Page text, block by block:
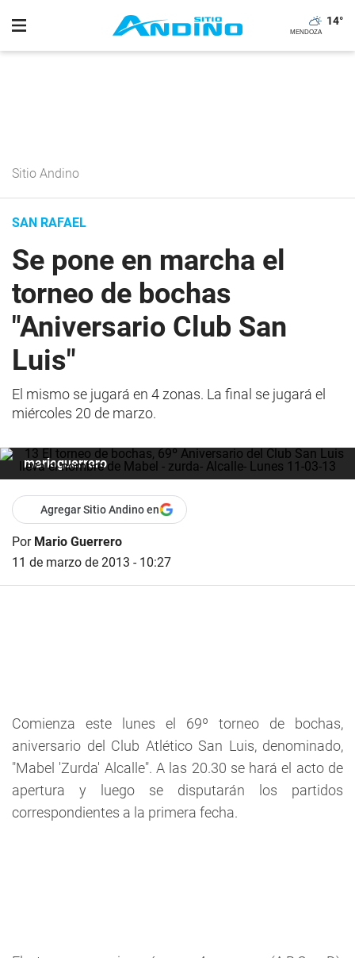
14°
Sitio Andino
SAN RAFAEL
Se pone en marcha el
torneo de bochas
"Aniversario Club San
Luis"
El mismo se jugará en 4 zonas. La final se jugará el
miércoles 20 de marzo.
marioguerrero
Agregar Sitio Andino en
Por Mario Guerrero
11 de marzo de 2013 - 10:27
Comienza este lunes el 69º torneo de bochas,
aniversario del Club Atlético San Luis, denominado,
"Mabel 'Zurda' Alcalle". A las 20.30 se hará el acto de
apertura y luego se disputarán los partidos
correspondientes a la primera fecha.